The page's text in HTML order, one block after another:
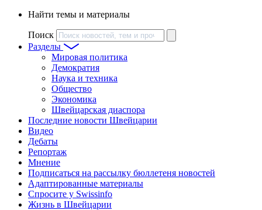
Найти темы и материалы
Поиск
Разделы
Мировая политика
Демократия
Наука и техника
Общество
Экономика
Швейцарская диаспора
Последние новости Швейцарии
Видео
Дебаты
Репортаж
Мнение
Подписаться на рассылку бюллетеня новостей
Адаптированные материалы
Спросите у Swissinfo
Жизнь в Швейцарии